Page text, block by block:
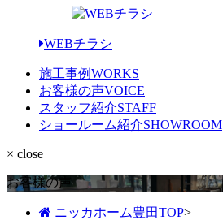
WEBチラシ
施工事例WORKS
お客様の声VOICE
スタッフ紹介STAFF
ショールーム紹介SHOWROOM
× close
お客様の声
ニッカホーム豊田TOP>